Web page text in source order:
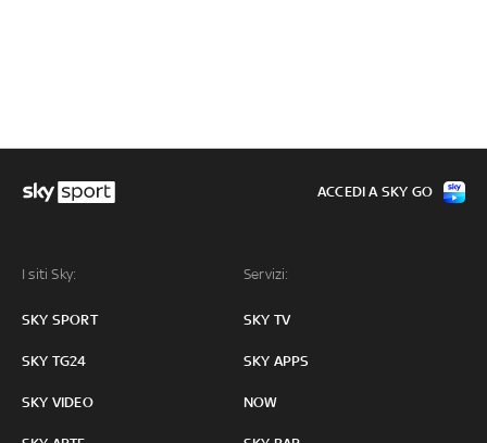
I siti Sky:
SKY SPORT
SKY TG24
SKY VIDEO
Servizi:
SKY TV
SKY APPS
NOW
ACCEDI A SKY GO